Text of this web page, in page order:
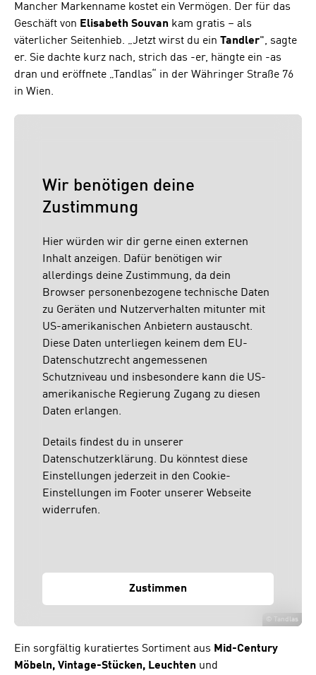
Mancher Markenname kostet ein Vermögen. Der für das
Geschäft von Elisabeth Souvan kam gratis – als
väterlicher Seitenhieb. „Jetzt wirst du ein Tandler", sagte
er. Sie dachte kurz nach, strich das -er, hängte ein -as
dran und eröffnete „Tandlas“ in der Währinger Straße 76
in Wien.
Tandlas
Wir benötigen deine
Zustimmung
Hier würden wir dir gerne einen externen
Inhalt anzeigen. Dafür benötigen wir
allerdings deine Zustimmung, da dein
Browser personenbezogene technische Daten
zu Geräten und Nutzerverhalten mitunter mit
US-amerikanischen Anbietern austauscht.
Diese Daten unterliegen keinem dem EU-
Datenschutzrecht angemessenen
Schutzniveau und insbesondere kann die US-
amerikanische Regierung Zugang zu diesen
Daten erlangen.
Details findest du in unserer
Datenschutzerklärung. Du könntest diese
Einstellungen jederzeit in den Cookie-
Einstellungen im Footer unserer Webseite
widerrufen.
Zustimmen
Ein sorgfältig kuratiertes Sortiment aus Mid-Century
Möbeln, Vintage-Stücken, Leuchten und